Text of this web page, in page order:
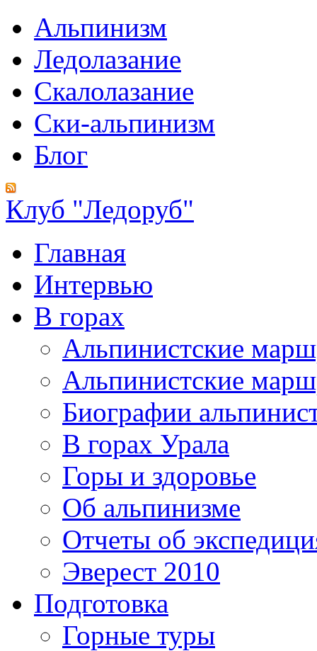
Альпинизм
Ледолазание
Скалолазание
Ски-альпинизм
Блог
Клуб "Ледоруб"
Главная
Интервью
В горах
Альпинистские
Альпинистские
Биографии
В горах Урала
Горы и здоровье
Об альпинизме
Отчеты об
Эверест 2010
Подготовка
Горные туры